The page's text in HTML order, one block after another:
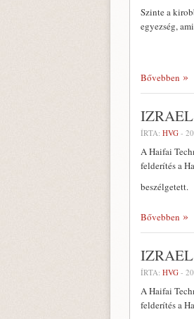
Szinte a
egyezség,
Bővebben
ÍRTA: HVG -
A Haifai
felderítés a
beszélgetett.
Bővebben
ÍRTA: HVG -
A Haifai
felderítés a